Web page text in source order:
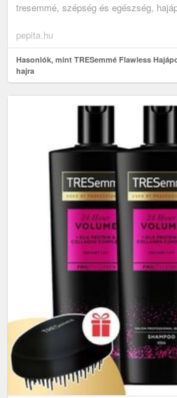
tresemmé, szépség és egészség,
pepita.hu
Hasonlók, mint TRESemmé Flawless
hajra